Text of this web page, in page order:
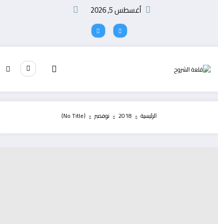
أغسطس 5, 2026
الرئيسية 2018 نوفمبر (No Title)